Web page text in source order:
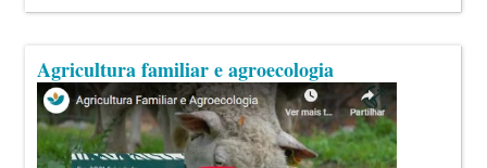
Agricultura familiar e agroecologia